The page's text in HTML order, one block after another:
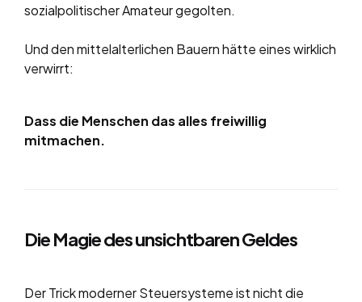
sozialpolitischer Amateur gegolten.
Und den mittelalterlichen Bauern hätte eines wirklich
verwirrt:
Dass die Menschen das alles freiwillig
mitmachen.
Die Magie des unsichtbaren Geldes
Der Trick moderner Steuersysteme ist nicht die